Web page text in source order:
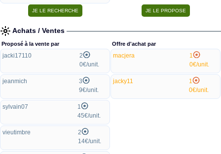
Achats / Ventes
Proposé à la vente par
jacki17110
2
0€/unit.
jeanmich
3
9€/unit.
sylvain07
1
45€/unit.
vieutimbre
2
14€/unit.
Offre d'achat par
macjera
1
0€/unit.
jacky11
1
0€/unit.